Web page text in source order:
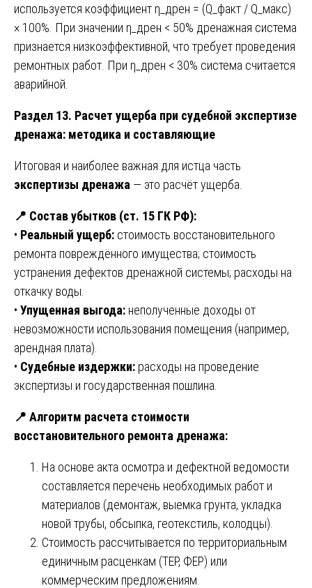
используется коэффициент η_дрен = (Q_факт / Q_макс)
× 100%. При значении η_дрен < 50% дренажная система
признается низкоэффективной, что требует проведения
ремонтных работ. При η_дрен < 30% система считается
аварийной.
Раздел 13. Расчет ущерба при судебной экспертизе
дренажа: методика и составляющие
Итоговая и наиболее важная для истца часть
экспертизы дренажа — это расчёт ущерба.
📍 Состав убытков (ст. 15 ГК РФ):
• Реальный ущерб: стоимость восстановительного
ремонта повреждённого имущества; стоимость
устранения дефектов дренажной системы; расходы на
откачку воды.
• Упущенная выгода: неполученные доходы от
невозможности использования помещения (например,
арендная плата).
• Судебные издержки: расходы на проведение
экспертизы и государственная пошлина.
📍 Алгоритм расчета стоимости
восстановительного ремонта дренажа:
На основе акта осмотра и дефектной ведомости
составляется перечень необходимых работ и
материалов (демонтаж, выемка грунта, укладка
новой трубы, обсыпка, геотекстиль, колодцы).
Стоимость рассчитывается по территориальным
единичным расценкам (ТЕР, ФЕР) или
коммерческим предложениям.